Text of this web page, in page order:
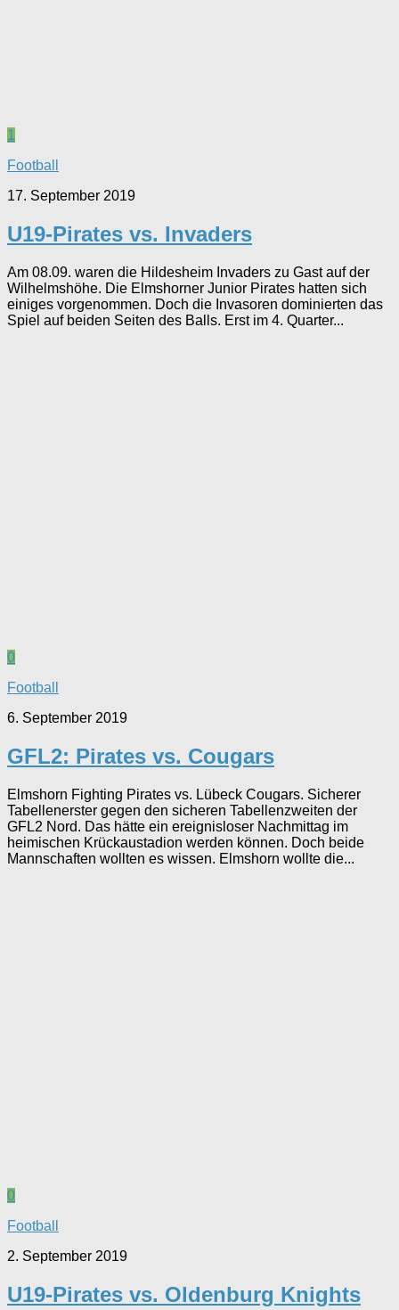
1
Football
17. September 2019
U19-Pirates vs. Invaders
Am 08.09. waren die Hildesheim Invaders zu Gast auf der
Wilhelmshöhe. Die Elmshorner Junior Pirates hatten sich
einiges vorgenommen. Doch die Invasoren dominierten das
Spiel auf beiden Seiten des Balls. Erst im 4. Quarter...
0
Football
6. September 2019
GFL2: Pirates vs. Cougars
Elmshorn Fighting Pirates vs. Lübeck Cougars. Sicherer
Tabellenerster gegen den sicheren Tabellenzweiten der
GFL2 Nord. Das hätte ein ereignisloser Nachmittag im
heimischen Krückaustadion werden können. Doch beide
Mannschaften wollten es wissen. Elmshorn wollte die...
0
Football
2. September 2019
U19-Pirates vs. Oldenburg Knights